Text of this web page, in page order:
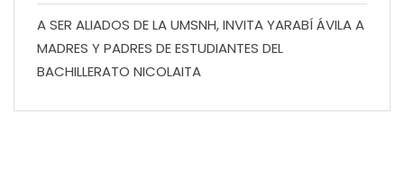
A SER ALIADOS DE LA UMSNH, INVITA YARABÍ ÁVILA A
MADRES Y PADRES DE ESTUDIANTES DEL
BACHILLERATO NICOLAITA